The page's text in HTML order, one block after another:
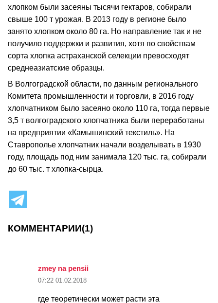
хлопком были засеяны тысячи гектаров, собирали
свыше 100 т урожая. В 2013 году в регионе было
занято хлопком около 80 га. Но направление так и не
получило поддержки и развития, хотя по свойствам
сорта хлопка астраханской селекции превосходят
среднеазиатские образцы.
В Волгоградской области, по данным регионального
Комитета промышленности и торговли, в 2016 году
хлопчатником было засеяно около 110 га, тогда первые
3,5 т волгоградского хлопчатника были переработаны
на предприятии «Камышинский текстиль». На
Ставрополье хлопчатник начали возделывать в 1930
году, площадь под ним занимала 120 тыс. га, собирали
до 60 тыс. т хлопка-сырца.
КОММЕНТАРИИ(1)
zmey na pensii
07:22 01.02.2018
где теоретически может расти эта